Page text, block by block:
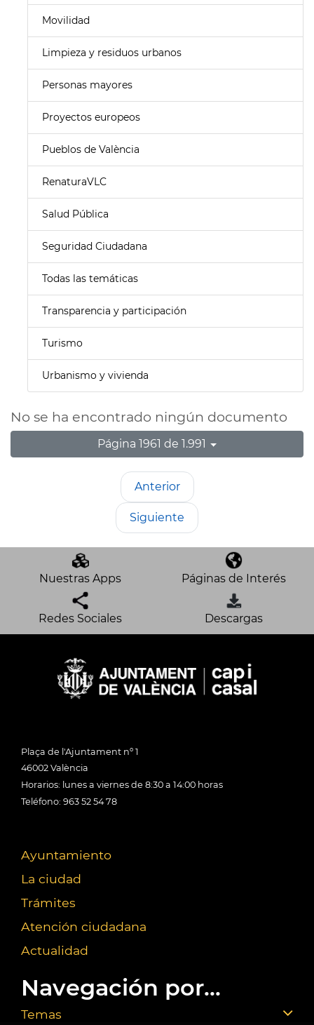
Movilidad
Limpieza y residuos urbanos
Personas mayores
Proyectos europeos
Pueblos de València
RenaturaVLC
Salud Pública
Seguridad Ciudadana
Todas las temáticas
Transparencia y participación
Turismo
Urbanismo y vivienda
No se ha encontrado ningún documento
Página 1961 de 1.991
Anterior
Siguiente
Nuestras Apps Páginas de Interés
Redes Sociales Descargas
Plaça de l'Ajuntament nº 1
46002 València
Horarios: lunes a viernes de 8:30 a 14:00 horas
Teléfono: 963 52 54 78
Ayuntamiento
La ciudad
Trámites
Atención ciudadana
Actualidad
Navegación por...
Temas